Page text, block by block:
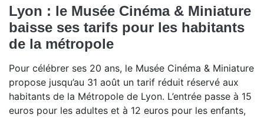
Lyon : le Musée Cinéma & Miniature
baisse ses tarifs pour les habitants
de la métropole
Pour célébrer ses 20 ans, le Musée Cinéma & Miniature
propose jusqu’au 31 août un tarif réduit réservé aux
habitants de la Métropole de Lyon. L’entrée passe à 15
euros pour les adultes et à 12 euros pour les enfants,